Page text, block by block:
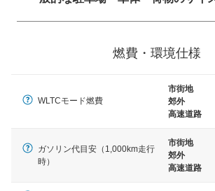
× 長さ 5,000mm 車路幅 5,000mmという
燃費・環境仕様
WLTCモード燃費
市街地
郊外
高速道路
ガソリン代目安（1,000km走行
時）
市街地
郊外
高速道路